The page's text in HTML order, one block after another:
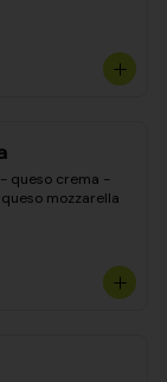
queso crema -
mozzarella